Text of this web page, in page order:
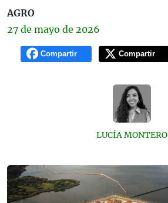
AGRO
27 de mayo de 2026
Compartir Compartir
LUCÍA MONTERO